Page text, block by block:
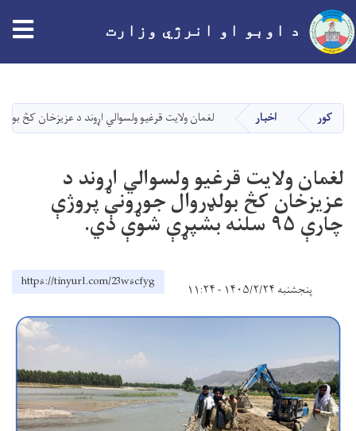
دانګل
د اوبو او انرژي وزارت
کور اخبار لغمان ولایت قرغیو ولسوالي اړوند د عزیزخان کڅ بولډروال جوړونې
لغمان ولایت قرغیو ولسوالي اړوند د
عزیزخان کڅ بولډروال جوړونې پروژې
چارې ۹۵ سلنه بشپړې شوې دي.
پنجشنبه ۱۴۰۵/۲/۲۴ - ۱۱:۲۴ https://tinyurl.com/23wscfyg